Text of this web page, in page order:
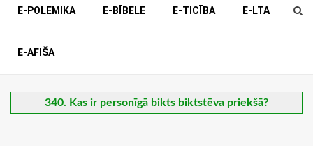
E-POLEMIKA E-BĪBELE E-TICĪBA E-LTA
E-AFIŠA
340. Kas ir personīgā bikts biktstēva priekšā?